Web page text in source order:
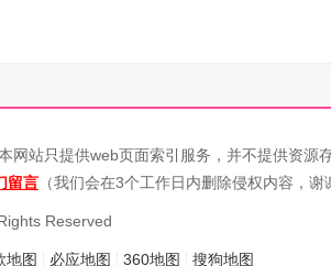
站只提供web页面索引服务，并不提供资源
留言 （我们会在3个工作日内删除侵权内容，谢
Reserved
地图 必应地图 360地图 搜狗地图